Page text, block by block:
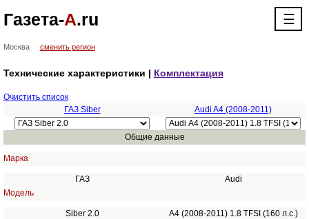
Газета-А.ru ☰
Москва сменить регион
Технические характеристики | Комплектация
Очистить список
ГАЗ Siber
Audi A4 (2008-2011)
Общие данные
Марка
ГАЗ
Audi
Модель
Siber 2.0
A4 (2008-2011) 1.8 TFSI (160 л.с.)